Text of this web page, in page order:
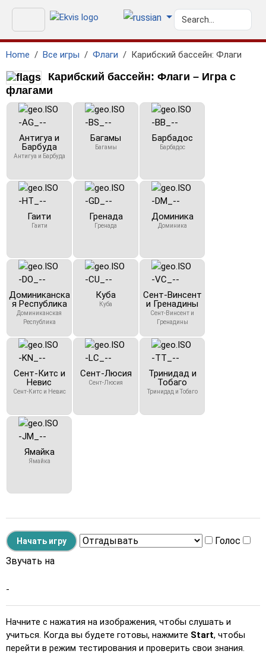
Home Все игры Флаги Карибский бассейн: Флаги
Карибский бассейн: Флаги – Игра с
флагами
Антигуа и
Барбуда
Антигуа и Барбуда
Багамы
Багамы
Барбадос
Барбадос
Гаити
Гаити
Гренада
Гренада
Доминика
Доминика
Доминиканска
я Республика
Доминиканская
Республика
Куба
Куба
Сент-Винсент
и Гренадины
Сент-Винсент и
Гренадины
Сент-Китс и
Невис
Сент-Китс и Невис
Сент-Люсия
Сент-Люсия
Тринидад и
Тобаго
Тринидад и Тобаго
Ямайка
Ямайка
Голос
Звучать на
-
Начните с нажатия на изображения, чтобы слушать и
учиться. Когда вы будете готовы, нажмите Start, чтобы
перейти в режим тестирования и проверить свои знания.